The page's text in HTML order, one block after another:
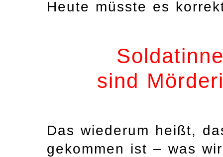
Heute müsste es
sind
Das wiederum heißt,
gekommen ist – was